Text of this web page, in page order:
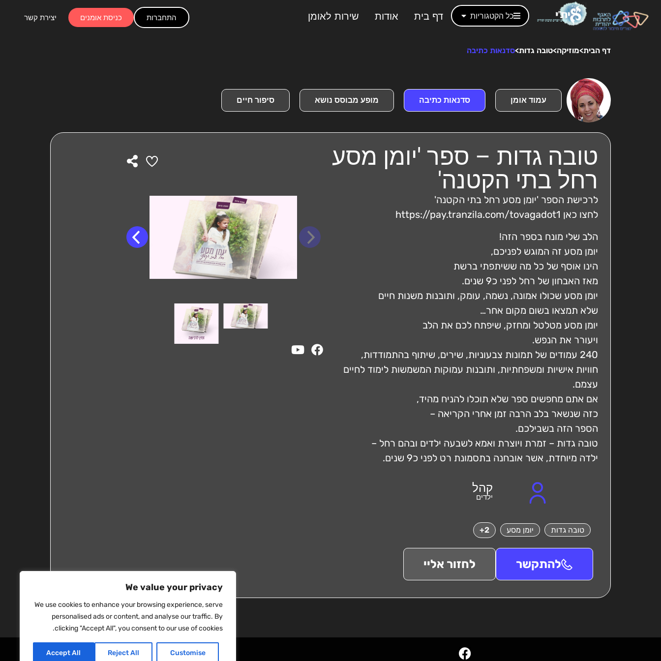
We value your privacy
We use cookies to enhance your browsing experience, serve
personalised ads or content, and analyse our traffic. By
clicking "Accept All", you consent to our use of cookies.
Customise
Reject All
Accept All
כל הקטגוריות דף בית אודות שירות לאומן יצירת קשר כניסת אומנים התחברות
דף הבית>מוזיקה>טובה גדות>סדנאות כתיבה
עמוד אומן סדנאות כתיבה מופע מבוסס נושא סיפור חיים
טובה גדות – ספר 'יומן מסע
רחל בתי הקטנה'
לרכישת הספר 'יומן מסע רחל בתי הקטנה'
לחצו כאן https://pay.tranzila.com/tovagadot1
הלב שלי מונח בספר הזה!
יומן מסע זה המוגש לפניכם,
הינו אוסף של כל מה ששיתפתי ברשת
מאז האבחון של רחל לפני כ9 שנים.
יומן מסע שכולו אמונה, נשמה, עומק, ותובנות משנות חיים
שלא תמצאו בשום מקום אחר…
יומן מסע מטלטל ומחזק, שיפתח לכם את הלב
ויעורר את הנפש.
240 עמודים של תמונות צבעוניות, שירים, שיתוף בהתמודדות,
חוויות אישיות ומשפחתיות, ותובנות עמוקות המשמשות לימוד לחיים
עצמם.
אם אתם מחפשים ספר שלא תוכלו להניח מהיד,
כזה שנשאר בלב הרבה זמן אחרי הקריאה –
הספר הזה בשבילכם.
טובה גדות – זמרת ויוצרת ואמא לשבעה ילדים ובהם רחל –
ילדה מיוחדת, אשר אובחנה בתסמונת רט לפני כ9 שנים.
קהל
ילדים
טובה גדות יומן מסע 2+
להתקשר לחזור אליי